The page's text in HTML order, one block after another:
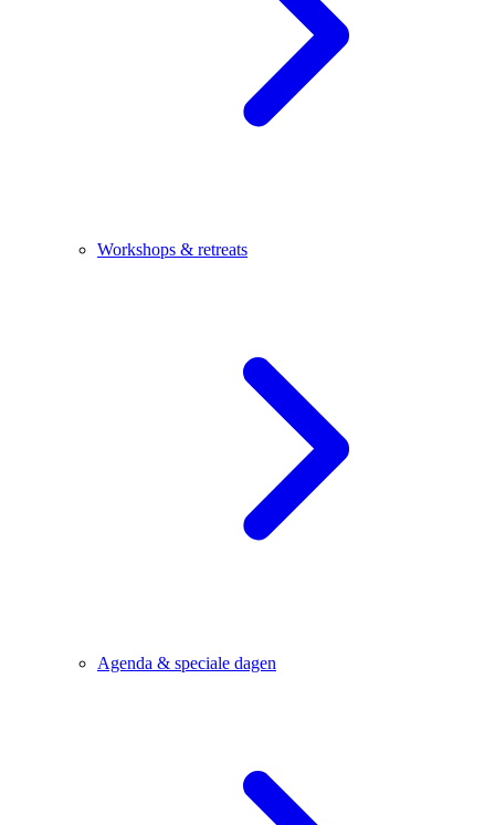
Workshops & retreats
Agenda & speciale dagen